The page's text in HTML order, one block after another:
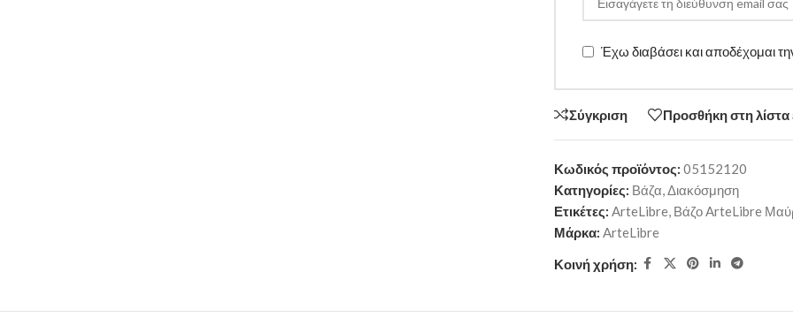
Έχω διαβάσει και αποδέχομαι
Σύγκριση Προσθήκη στη λίστα
Κωδικός προϊόντος: 05152120
Κατηγορίες: Βάζα,Διακόσμηση
Ετικέτες: ArteLibre, Βάζο ArteLibre
Μάρκα: ArteLibre
Κοινή χρήση: